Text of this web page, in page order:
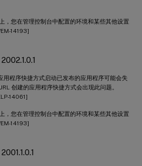
，您在管理控制台中配置的环境和某些其他设置
14193]
用程序快捷方式启动已发布的应用程序可能会失
创建的应用程序快捷方式会出现此问题。
14061]
，您在管理控制台中配置的环境和某些其他设置
14193]